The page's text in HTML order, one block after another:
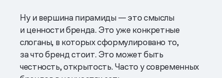
Ну и вершина пирамиды — это смыслы
и ценности бренда. Это уже конкретные
слоганы, в которых сформулировано то,
за что бренд стоит. Это может быть
честность, открытость. Часто у современных